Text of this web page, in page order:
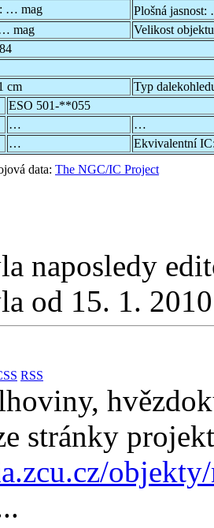
… mag Plošná jasnost:
mag
Velikost
cm
Typ
ESO 501-**055
…
…
…
Ekvivalentní
data: The NGC/IC Project
naposledy
od 15. 1.
RSS
stránky